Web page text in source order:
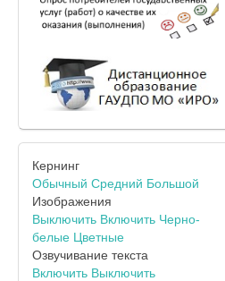
Кернинг
Обычный Средний Большой
Изображения
Выключить Включить Черно-
белые Цветные
Озвучивание текста
Включить Выключить